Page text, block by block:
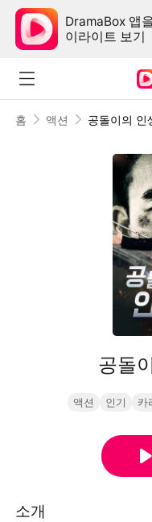
DramaBox 앱
이라이트 보기
홈 액션 공돌이의 인
공돌
액션 인기 카
소개